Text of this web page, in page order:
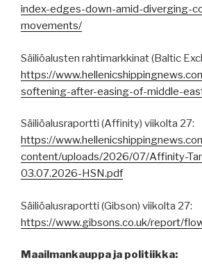
index-edges-down-amid-diverging-
movements/
Säiliöalusten rahtimarkkinat (Baltic
https://
softening-after-easing-of-middle-
Säiliöalusraportti (Affinity) viikolta 27:
https://
content/uploads/2026/07/Affinity-
03.07.2026-HSN.pdf
Säiliöalusraportti (Gibson) viikolta 27:
https://www.gibsons.co.uk/report/
Maailmankauppa ja politiikka: